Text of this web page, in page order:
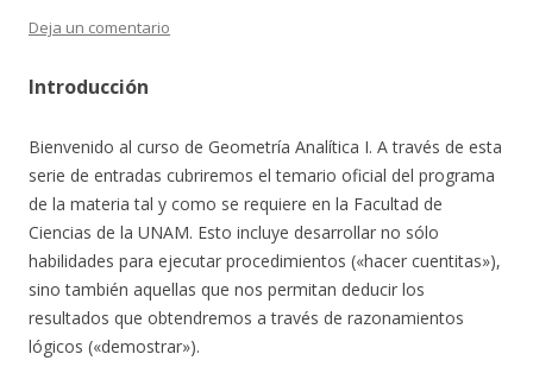
Deja un comentario
Introducción
Bienvenido al curso de Geometría Analítica I. A través de esta
serie de entradas cubriremos el temario oficial del programa
de la materia tal y como se requiere en la Facultad de
Ciencias de la UNAM. Esto incluye desarrollar no sólo
habilidades para ejecutar procedimientos («hacer cuentitas»),
sino también aquellas que nos permitan deducir los
resultados que obtendremos a través de razonamientos
lógicos («demostrar»).